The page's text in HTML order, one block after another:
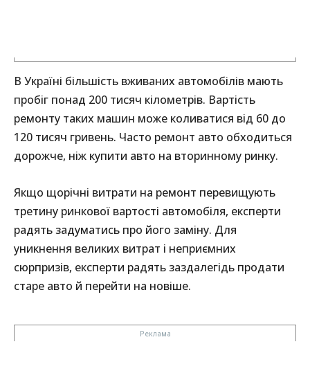
В Україні більшість вживаних автомобілів мають
пробіг понад 200 тисяч кілометрів. Вартість
ремонту таких машин може коливатися від 60 до
120 тисяч гривень. Часто ремонт авто обходиться
дорожче, ніж купити авто на вторинному ринку.
Якщо щорічні витрати на ремонт перевищують
третину ринкової вартості автомобіля, експерти
радять задуматись про його заміну. Для
уникнення великих витрат і неприємних
сюрпризів, експерти радять заздалегідь продати
старе авто й перейти на новіше.